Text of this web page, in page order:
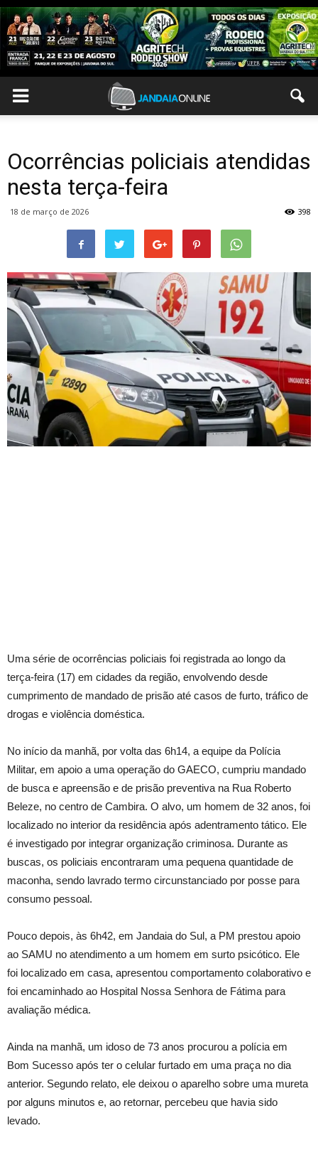
Ocorrências policiais atendidas
nesta terça-feira
18 de março de 2026 398
Uma série de ocorrências policiais foi registrada ao longo da
terça-feira (17) em cidades da região, envolvendo desde
cumprimento de mandado de prisão até casos de furto, tráfico de
drogas e violência doméstica.
No início da manhã, por volta das 6h14, a equipe da Polícia
Militar, em apoio a uma operação do GAECO, cumpriu mandado
de busca e apreensão e de prisão preventiva na Rua Roberto
Beleze, no centro de Cambira. O alvo, um homem de 32 anos, foi
localizado no interior da residência após adentramento tático. Ele
é investigado por integrar organização criminosa. Durante as
buscas, os policiais encontraram uma pequena quantidade de
maconha, sendo lavrado termo circunstanciado por posse para
consumo pessoal.
Pouco depois, às 6h42, em Jandaia do Sul, a PM prestou apoio
ao SAMU no atendimento a um homem em surto psicótico. Ele
foi localizado em casa, apresentou comportamento colaborativo e
foi encaminhado ao Hospital Nossa Senhora de Fátima para
avaliação médica.
Ainda na manhã, um idoso de 73 anos procurou a polícia em
Bom Sucesso após ter o celular furtado em uma praça no dia
anterior. Segundo relato, ele deixou o aparelho sobre uma mureta
por alguns minutos e, ao retornar, percebeu que havia sido
levado.